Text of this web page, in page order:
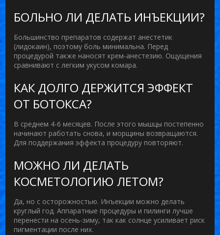
БОЛЬНО ЛИ ДЕЛАТЬ ИНЪЕКЦИИ?
Большинство препаратов содержат анестетик
(лидокаин), поэтому боль минимальна. Перед
процедурой также наносят крем-анестезию. Ощущения
сравнивают с легким укусом комара.
КАК ДОЛГО ДЕРЖИТСЯ ЭФФЕКТ
ОТ БОТОКСА?
В среднем 4-6 месяцев. После этого мышцы постепенно
начинают работать снова, и морщины возвращаются.
Для поддержания эффекта процедуру повторяют.
МОЖНО ЛИ ДЕЛАТЬ
КОСМЕТОЛОГИЮ ЛЕТОМ?
Да, но с осторожностью. Инъекции можно делать
круглый год. Аппаратные процедуры и пилинги лучше
перенести на осень-зиму, так как солнце усиливает риск
пигментации после них.